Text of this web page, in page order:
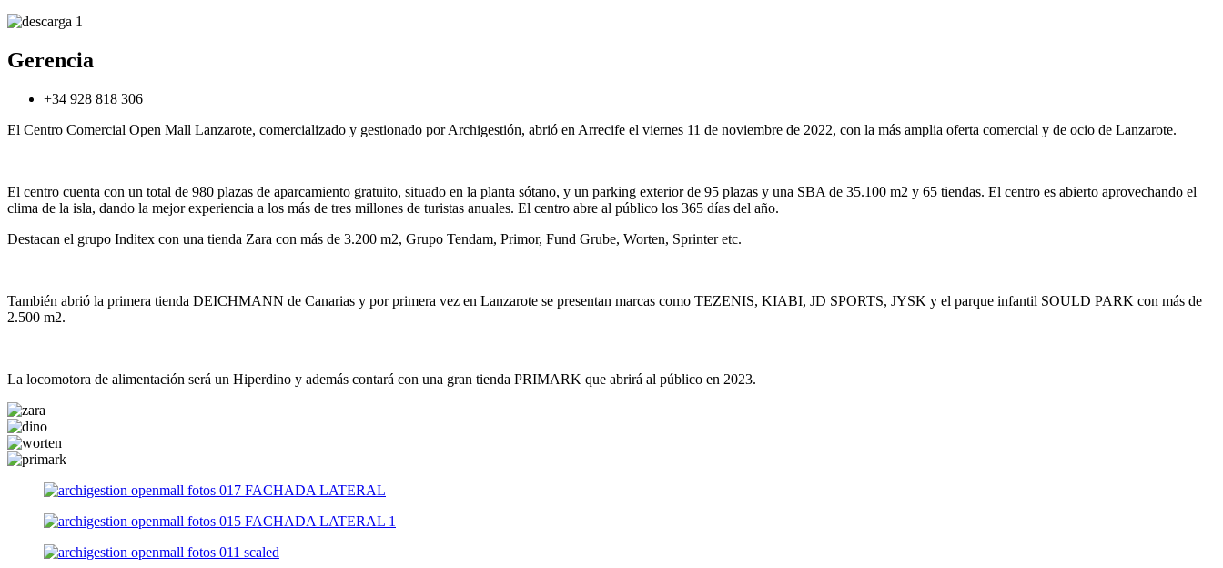
Gerencia
+34 928 818 306
El Centro Comercial Open Mall Lanzarote, comercializado y gestionado por Archigestión, abrió en Arrecife el viernes 11 de noviembre de 2022, con la más amplia oferta comercial y de ocio de Lanzarote.
El centro cuenta con un total de 980 plazas de aparcamiento gratuito, situado en la planta sótano, y un parking exterior de 95 plazas y una SBA de 35.100 m2 y 65 tiendas. El centro es abierto aprovechando el
clima de la isla, dando la mejor experiencia a los más de tres millones de turistas anuales. El centro abre al público los 365 días del año.
Destacan el grupo Inditex con una tienda Zara con más de 3.200 m2, Grupo Tendam, Primor, Fund Grube, Worten, Sprinter etc.
También abrió la primera tienda DEICHMANN de Canarias y por primera vez en Lanzarote se presentan marcas como TEZENIS, KIABI, JD SPORTS, JYSK y el parque infantil SOULD PARK con más de
2.500 m2.
La locomotora de alimentación será un Hiperdino y además contará con una gran tienda PRIMARK que abrirá al público en 2023.